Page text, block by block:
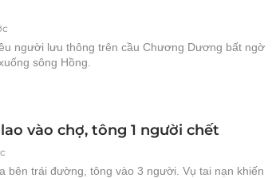
người lưu thông trên cầu Chương Dương bất ngờ
sông Hồng.
vào chợ, tông 1 người chết
bên trái đường, tông vào 3 người. Vụ tai nạn khiến